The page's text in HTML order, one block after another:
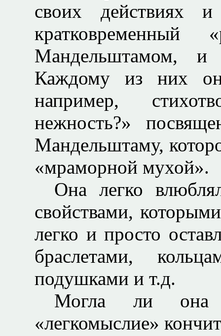
своих действиях
Мандельштамом,
Каждому из них
например,
нежность?»
Мандельштаму,
«мраморной мухой».
Она легко
свойствами,
легко и просто
браслетами,
подушками и т.д.
Могла ли она
«легкомыслие»